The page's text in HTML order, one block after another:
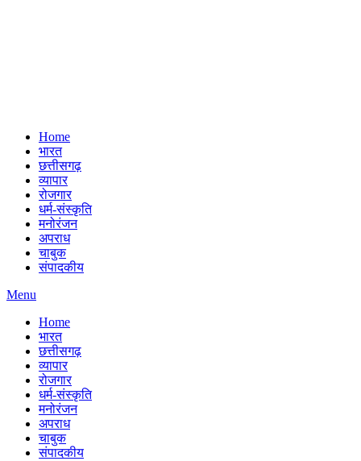
Home
भारत
छत्तीसगढ़
व्यापार
रोजगार
धर्म-संस्कृति
मनोरंजन
अपराध
चाबुक
संपादकीय
Menu
Home
भारत
छत्तीसगढ़
व्यापार
रोजगार
धर्म-संस्कृति
मनोरंजन
अपराध
चाबुक
संपादकीय